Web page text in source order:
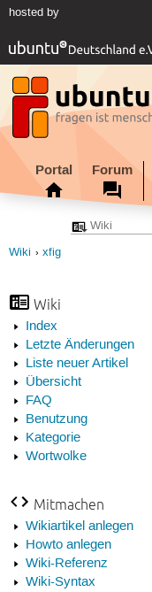
hosted by
Portal Forum
Wiki xfig
Wiki
Index
Letzte Änderungen
Liste neuer Artikel
Übersicht
FAQ
Benutzung
Kategorie
Wortwolke
Mitmachen
Wikiartikel anlegen
Howto anlegen
Wiki-Referenz
Wiki-Syntax